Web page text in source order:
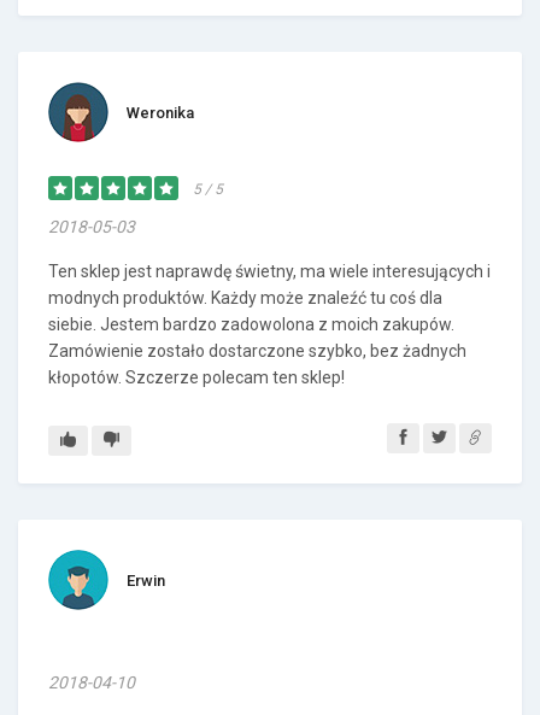
Weronika
5 / 5
2018-05-03
Ten sklep jest naprawdę świetny, ma wiele interesujących i
modnych produktów. Każdy może znaleźć tu coś dla
siebie. Jestem bardzo zadowolona z moich zakupów.
Zamówienie zostało dostarczone szybko, bez żadnych
kłopotów. Szczerze polecam ten sklep!
Erwin
2018-04-10